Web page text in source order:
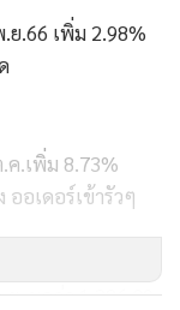
ะต้องให้ความ
วกัน เพื่อสร้าง
บริโภค และต้อง
ทางออนไลน์เข้า
างเพื่อนำมาใช้ใน
.66 เพิ่ม 2.98%
.เพิ่ม 8.73%
อเดอร์เข้ารัวๆ
. มูลค่า 1,286.09